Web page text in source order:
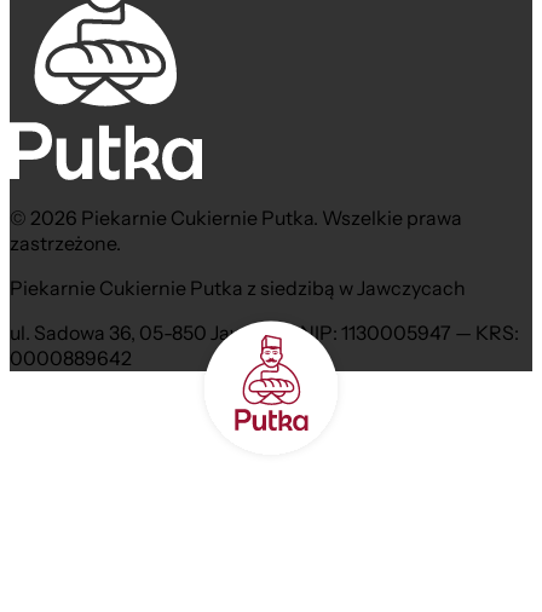
© 2026 Piekarnie Cukiernie Putka. Wszelkie prawa
zastrzeżone.
Piekarnie Cukiernie Putka z siedzibą w Jawczycach
ul. Sadowa 36, 05-850 Jawczyce NIP: 1130005947 — KRS:
0000889642